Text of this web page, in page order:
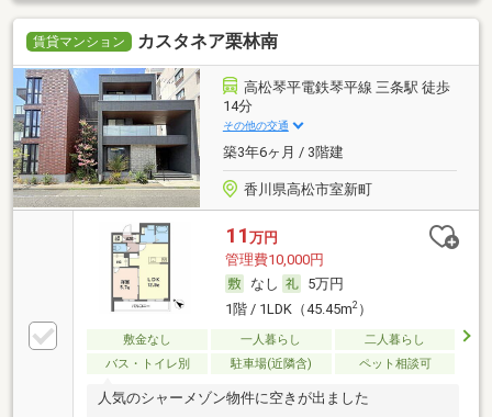
賃貸マンション カスタネア栗林南
高松琴平電鉄琴平線 三条駅 徒歩
14分
その他の交通
築3年6ヶ月 / 3階建
香川県高松市室新町
11 万円
管理費10,000円
なし
5万円
1階 / 1LDK（45.45m2）
敷金なし 一人暮らし
二人暮らし
バス・トイレ別
駐車場(近隣含) ペット相談可
人気のシャーメゾン物件に空きが出ました